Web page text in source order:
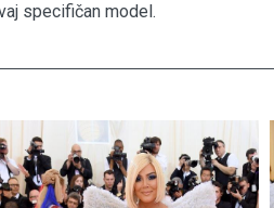
specifičan model.